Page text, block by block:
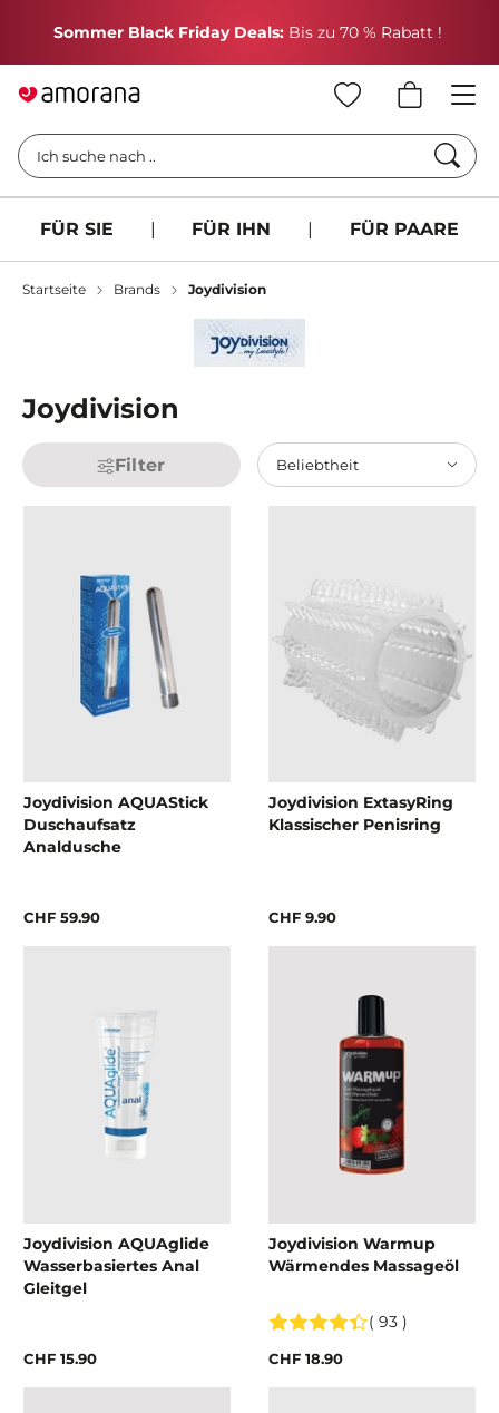
Sommer Black Friday Deals: Bis zu 70 % Rabatt !
Ich suche nach ..
FÜR SIE | FÜR IHN | FÜR PAARE
Startseite Brands Joydivision
Joydivision
Filter Beliebtheit
Joydivision AQUAStick
Duschaufsatz
Analdusche
CHF 59.90
Joydivision ExtasyRing
Klassischer Penisring
CHF 9.90
Joydivision AQUAglide
Wasserbasiertes Anal
Gleitgel
CHF 15.90
Joydivision Warmup
Wärmendes Massageöl
( 93 )
CHF 18.90